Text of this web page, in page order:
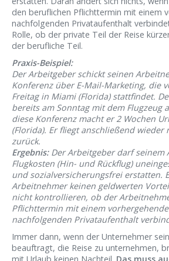
den beruflichen Pflichttermin mit einem
nachfolgenden Privataufenthalt
Rolle, ob der private Teil der Reise
der berufliche Teil.
Praxis-Beispiel:
Der Arbeitgeber schickt seinen
Konferenz über E-Mail-Marketing, die
Freitag in Miami (Florida) stattfindet.
bereits am Sonntag mit dem Flugzeug
diese Konferenz macht er 2 Wochen
(Florida). Er fliegt anschließend wieder
zurück.
Ergebnis:Der Arbeitgeber darf seinem
Flugkosten (Hin- und Rückflug)
und sozialversicherungsfrei erstatten.
Arbeitnehmer keinen geldwerten
nicht kontrollieren, ob der
Pflichttermin mit einem
nachfolgenden Privataufenthalt
Immer dann, wenn der Unternehmer
beauftragt, die Reise zu unternehmen,